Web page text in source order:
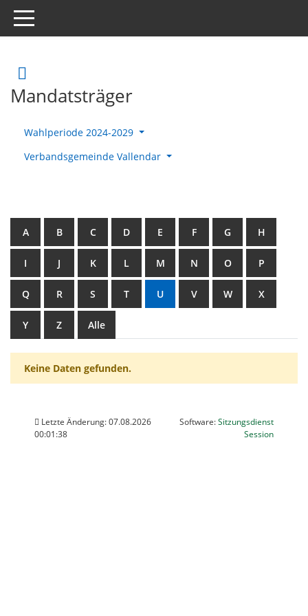
Toggle navigation
Mandatsträger
Wahlperiode 2024-2029
Verbandsgemeinde Vallendar
A B C D E F G H
I J K L M N O P
Q R S T U V W X
Y Z Alle
Keine Daten gefunden.
Letzte Änderung: 07.08.2026
00:01:38
Software:Sitzungsdienst
Session(Wird in